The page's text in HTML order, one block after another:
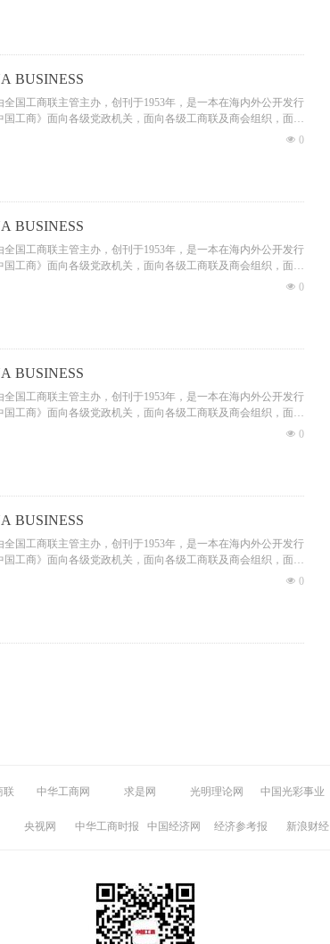
营企业家精神风貌的窗口，在促进非公有制经济健康发展和非公
级工商联、商会干部及各领域读者的关注与好评。目前，业已
会搞好工作、指导当地及行业民营经济发展的重要参考读物，亦
型升级中不可或缺的重要参考读物。
BUSINESS
全国工商联主管主办，创刊于1953年，是一本在海内外公开发行
国工商》面向各级党政机关，面向各级工商联及商会组织，面向
公有制经济领域的各界人士。《中国工商》为月刊，全年12期；
营企业家精神风貌的窗口，在促进非公有制经济健康发展和非公
级工商联、商会干部及各领域读者的关注与好评。目前，业已
会搞好工作、指导当地及行业民营经济发展的重要参考读物，亦
型升级中不可或缺的重要参考读物。
넶 0
BUSINESS
全国工商联主管主办，创刊于1953年，是一本在海内外公开发行
国工商》面向各级党政机关，面向各级工商联及商会组织，面向
公有制经济领域的各界人士。《中国工商》为月刊，全年12期；
营企业家精神风貌的窗口，在促进非公有制经济健康发展和非公
级工商联、商会干部及各领域读者的关注与好评。目前，业已
会搞好工作、指导当地及行业民营经济发展的重要参考读物，亦
型升级中不可或缺的重要参考读物。
넶 0
BUSINESS
全国工商联主管主办，创刊于1953年，是一本在海内外公开发行
国工商》面向各级党政机关，面向各级工商联及商会组织，面向
公有制经济领域的各界人士。《中国工商》为月刊，全年12期；
营企业家精神风貌的窗口，在促进非公有制经济健康发展和非公
级工商联、商会干部及各领域读者的关注与好评。目前，业已
会搞好工作、指导当地及行业民营经济发展的重要参考读物，亦
型升级中不可或缺的重要参考读物。
넶 0
BUSINESS
全国工商联主管主办，创刊于1953年，是一本在海内外公开发行
国工商》面向各级党政机关，面向各级工商联及商会组织，面向
公有制经济领域的各界人士。《中国工商》为月刊，全年12期；
营企业家精神风貌的窗口，在促进非公有制经济健康发展和非公
넶 0
联 中华工商网 求是网 光明理论网 中国光彩事业
央视网 中华工商时报 中国经济网 经济参考报 新浪财经